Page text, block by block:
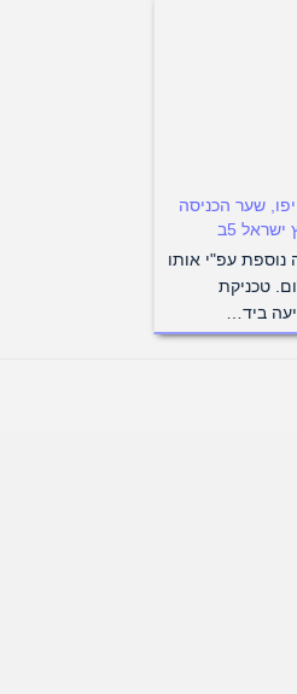
שער הכניסה
5ב
נוספת עפ"י אותו
טכניקת
ביד…